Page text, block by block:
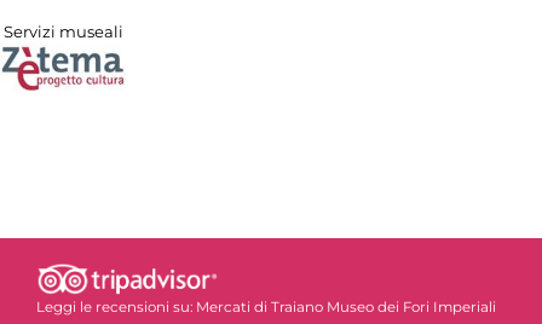
Servizi museali
Leggi le recensioni su: Mercati di Traiano Museo dei Fori Imperiali